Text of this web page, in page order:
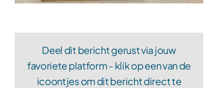
Deel dit bericht gerust via jouw
favoriete platform - klik op een van de
icoontjes om dit bericht direct te